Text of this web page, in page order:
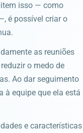
isso — como
é possível criar o
as reuniões
o medo de
Ao dar seguimento
à equipe que ela está
e características